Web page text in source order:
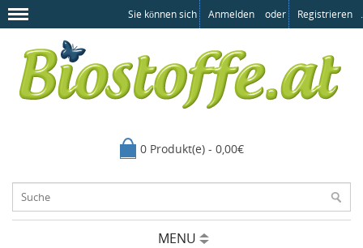
Sie können sich Anmelden oder Registrieren .
0 Produkt(e) - 0,00€
MENU